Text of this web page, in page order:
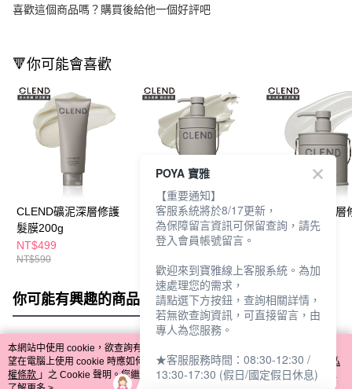
喜歡這個商品嗎？購買後給他一個好評吧
🔻你可能會喜歡
CLEND礦泥深層修護
髮膜200g
NT$499
NT$590
CLEND礦泥深層修護
潤髮乳450ml
NT$499
CLEND礦泥深層
洗髮精450ml
你可能有興趣的商品 全站排行
熱門標籤
本網站中使用 cookie，欲查詢有關本網站使用 cookie 方式之詳情，及若您不希
望在電腦上使用 cookie 時應如何變更電腦的 cookie 設定，請參閱本網站「
隱私
權條款 」之 Cookie 聲明。您繼續使用本網站即表示您同意本公司得按本網站使
POYA 寶雅
【重要通知】
客服系統將於8/17更新，
為保障留言資訊可保留查詢，請先
登入會員帳號留言。
歡迎來到寶雅線上客服系統。為加
速處理您的需求，
請點選下方按鈕，查詢相關詳情，
若無欲查詢資訊，可直接留言，由
專人為您服務。
★客服服務時間：08:30-12:30 /
13:30-17:30 (假日/國定假日休息)